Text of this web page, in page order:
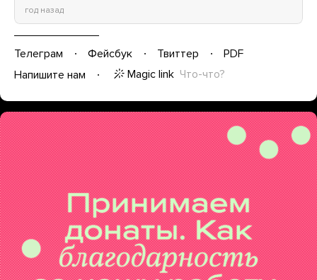
год назад
Телеграм Фейсбук Твиттер
PDF
Напишите нам
Magic link Что-что?